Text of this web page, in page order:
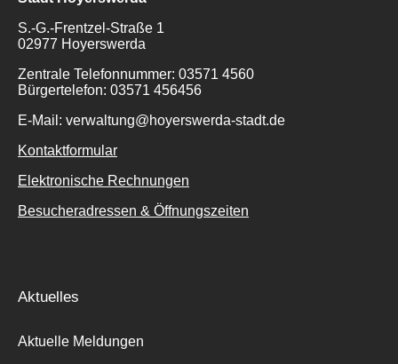
S.-G.-Frentzel-Straße 1
02977 Hoyerswerda
Zentrale Telefonnummer: 03571 4560
Bürgertelefon: 03571 456456
E-Mail: verwaltung@hoyerswerda-stadt.de
Kontaktformular
Elektronische Rechnungen
Besucheradressen & Öffnungszeiten
Aktuelles
Aktuelle Meldungen